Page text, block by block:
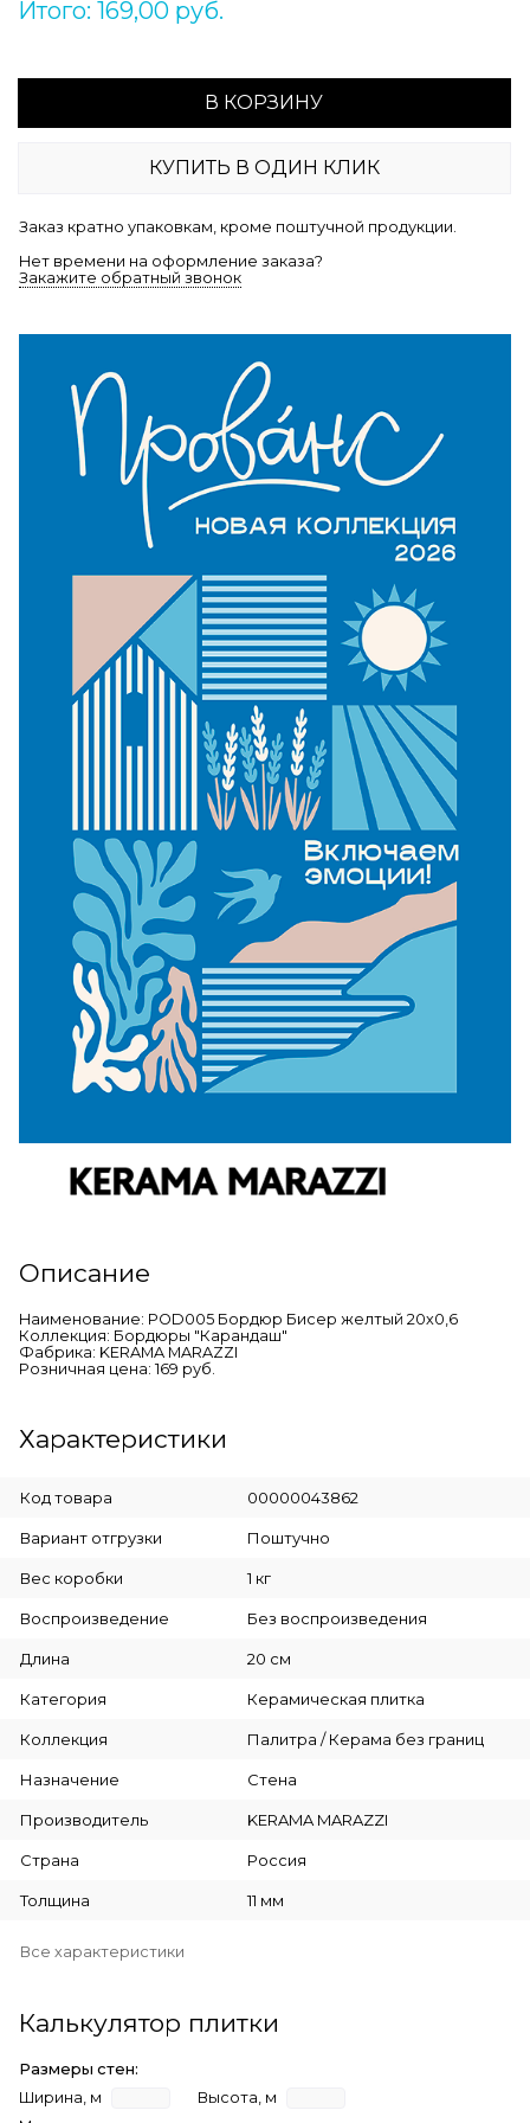
Итого: 169,00 руб.
В КОРЗИНУ
КУПИТЬ В ОДИН КЛИК
Заказ кратно упаковкам, кроме поштучной продукции.
Нет времени на оформление заказа?
Закажите обратный звонок
Описание
Наименование: POD005 Бордюр Бисер желтый 20х0,6
Коллекция: Бордюры "Карандаш"
Фабрика: KERAMA MARAZZI
Розничная цена: 169 руб.
Характеристики
Код товара 00000043862
Вариант отгрузки Поштучно
Вес коробки 1 кг
Воспроизведение Без воспроизведения
Длина 20 см
Категория Керамическая плитка
Коллекция Палитра / Керама без границ
Назначение Стена
Производитель KERAMA MARAZZI
Страна Россия
Толщина 11 мм
Все характеристики
Калькулятор плитки
Размеры стен:
Ширина, м
Высота, м